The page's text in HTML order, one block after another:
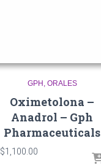
GPH ORALES
Oximetolona –
Anadrol – Gph
Pharmaceuticals
$1,100.00